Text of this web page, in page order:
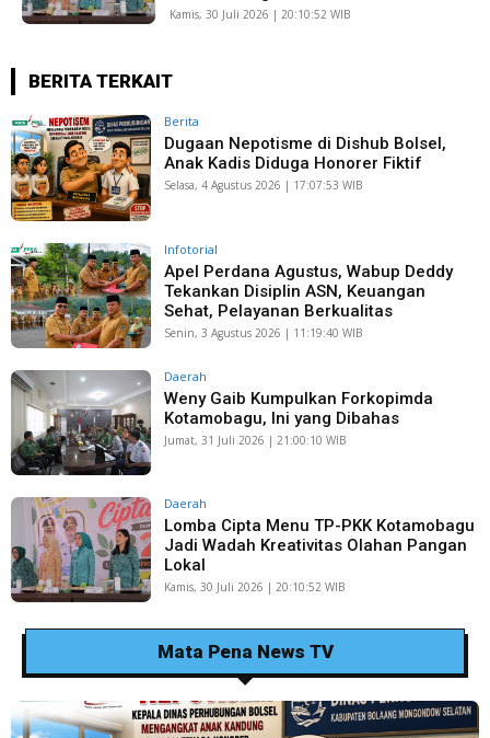
Kamis, 30 Juli 2026 | 20:10:52 WIB
BERITA TERKAIT
Berita
Dugaan Nepotisme di Dishub Bolsel,
Anak Kadis Diduga Honorer Fiktif
Selasa, 4 Agustus 2026 | 17:07:53 WIB
Infotorial
Apel Perdana Agustus, Wabup Deddy
Tekankan Disiplin ASN, Keuangan
Sehat, Pelayanan Berkualitas
Senin, 3 Agustus 2026 | 11:19:40 WIB
Daerah
Weny Gaib Kumpulkan Forkopimda
Kotamobagu, Ini yang Dibahas
Jumat, 31 Juli 2026 | 21:00:10 WIB
Daerah
Lomba Cipta Menu TP-PKK Kotamobagu
Jadi Wadah Kreativitas Olahan Pangan
Lokal
Kamis, 30 Juli 2026 | 20:10:52 WIB
Mata Pena News TV